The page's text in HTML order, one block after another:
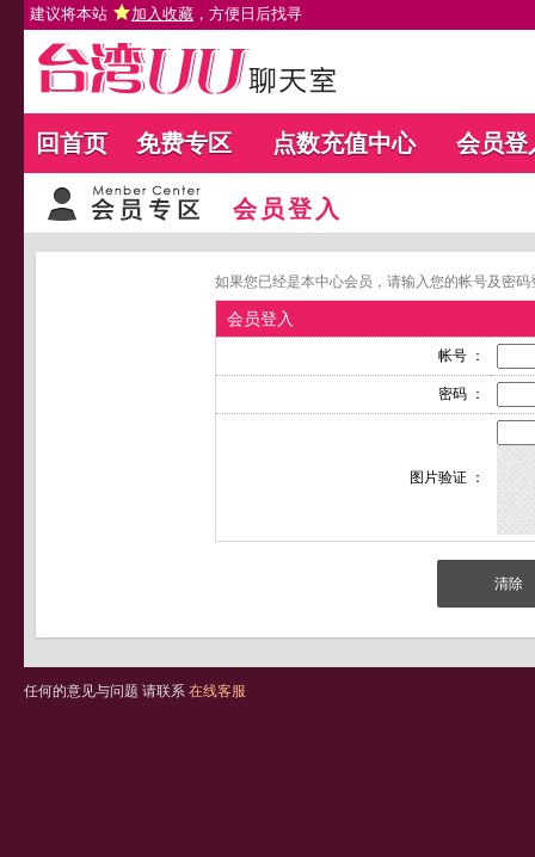
建议将本站 加入收藏 ，方便日后找寻
回首页 免费专区 点数充值中心 会员登
会员登入
如果您已经是本中心会员，请输入您的帐号及密
会员登入
帐号 ：
密码 ：
图片验证 ：
任何的意见与问题 请联系 在线客服